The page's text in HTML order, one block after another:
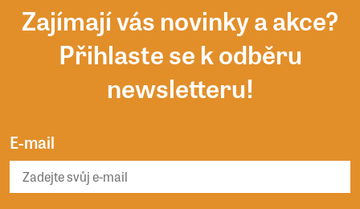
Zajímají vás novinky a akce?
Přihlaste se k odběru
newsletteru!
E-mail